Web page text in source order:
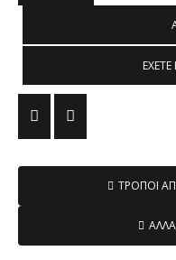
ΤΡΌΠΟΙ